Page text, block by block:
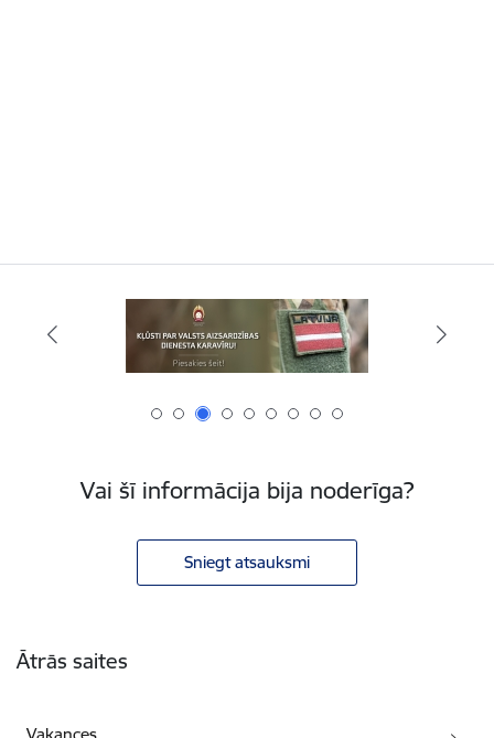
Vai šī informācija bija noderīga?
Sniegt atsauksmi
Ātrās saites